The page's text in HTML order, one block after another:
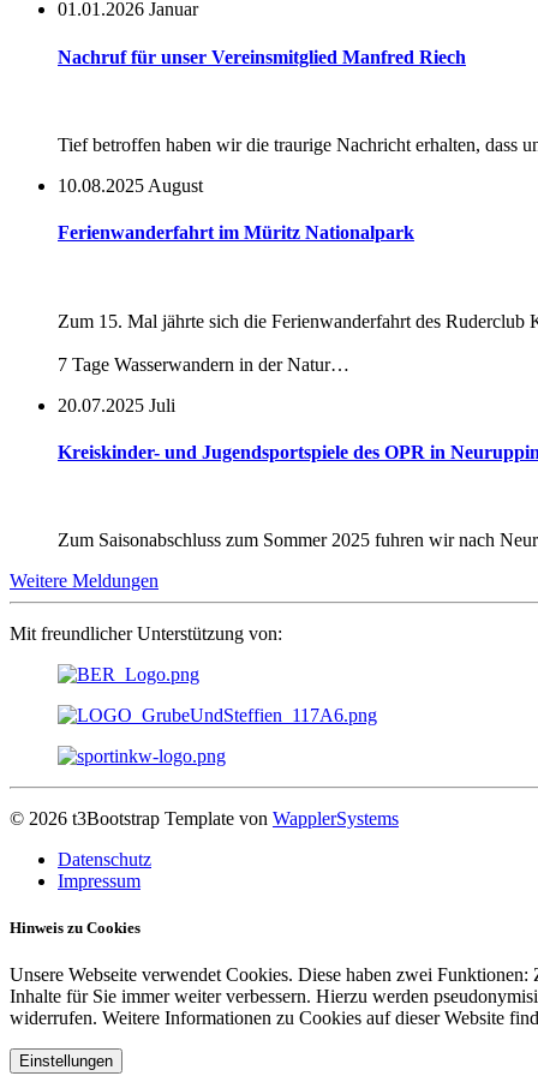
01.01.2026 Januar
Nachruf für unser Vereinsmitglied Manfred Riech
Tief betroffen haben wir die traurige Nachricht erhalten, dass
10.08.2025 August
Ferienwanderfahrt im Müritz Nationalpark
Zum 15. Mal jährte sich die Ferienwanderfahrt des Ruderclub
7 Tage Wasserwandern in der Natur…
20.07.2025 Juli
Kreiskinder- und Jugendsportspiele des OPR in
Zum Saisonabschluss zum Sommer 2025 fuhren wir nach
Weitere Meldungen
Mit freundlicher Unterstützung von:
© 2026 t3Bootstrap Template von WapplerSystems
Datenschutz
Impressum
Hinweis zu Cookies
Unsere Webseite verwendet Cookies. Diese haben zwei
Inhalte für Sie immer weiter verbessern. Hierzu werden
widerrufen. Weitere Informationen zu Cookies auf dieser Website
Einstellungen